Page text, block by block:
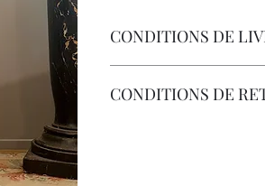
CONDITIONS DE
CONDITIONS DE